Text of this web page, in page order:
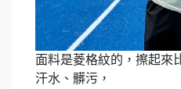
面料是菱格紋的，擦起來
汗水、髒污，